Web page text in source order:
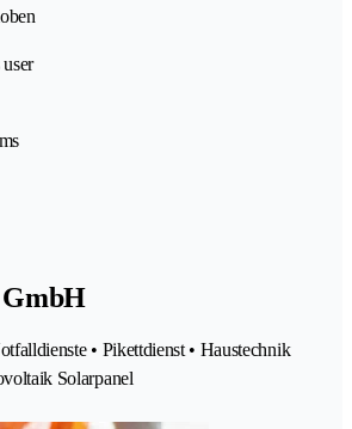
• Pikettdienst • Haustechnik
Solarpanel